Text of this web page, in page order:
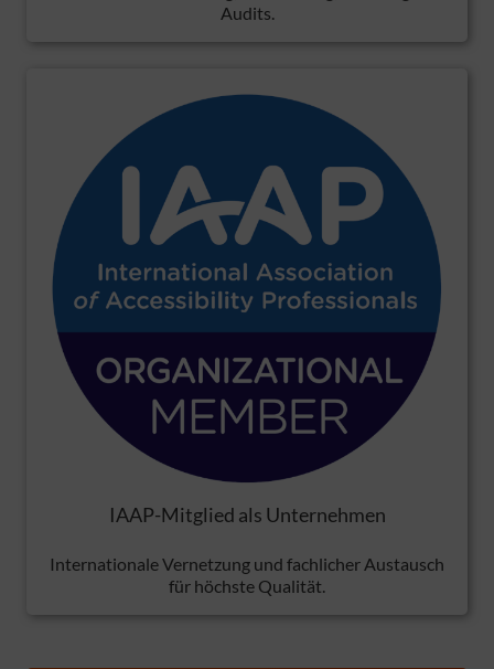
Audits.
IAAP-Mitglied als Unternehmen
Internationale Vernetzung und fachlicher Austausch
für höchste Qualität.